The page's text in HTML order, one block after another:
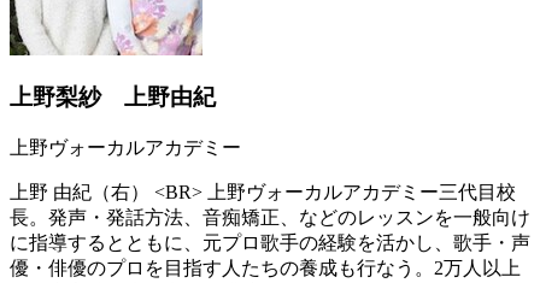
上野梨紗 上野由紀
上野ヴォーカルアカデミー
上野 由紀（右） <BR> 上野ヴォーカルアカデミー三代目校
長。発声・発話方法、音痴矯正、などのレッスンを一般向け
に指導するとともに、元プロ歌手の経験を活かし、歌手・声
優・俳優のプロを目指す人たちの養成も行なう。2万人以上